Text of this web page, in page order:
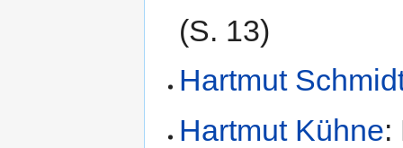
(S. 13)
Hartmut
Hartmut Kühne: